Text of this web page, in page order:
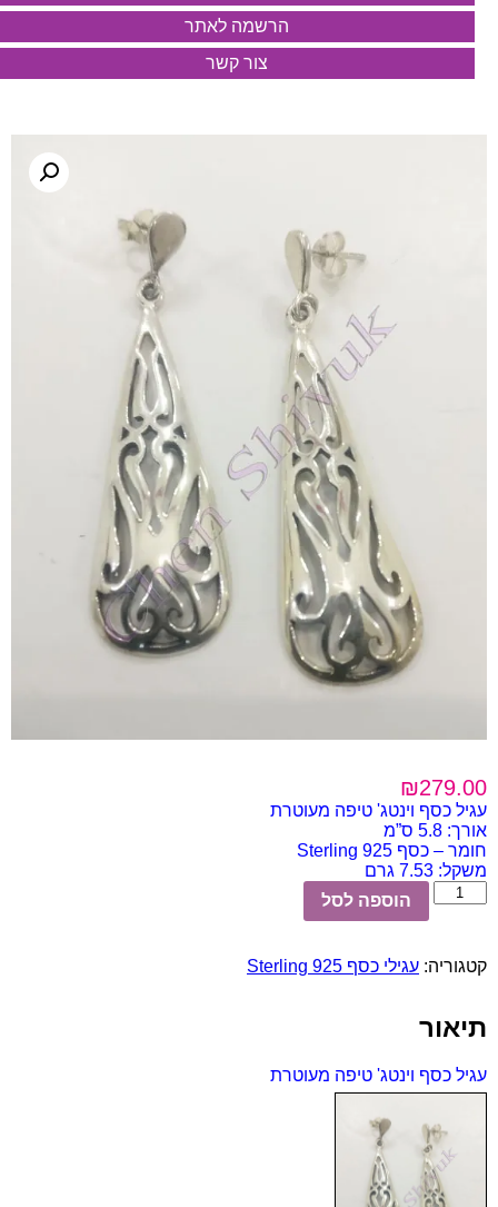
הרשמה לאתר
צור קשר
₪279.00
עגיל כסף וינטג' טיפה מעוטרת
אורך: 5.8 ס”מ
חומר – כסף 925 Sterling
משקל: 7.53 גרם
כמות
של
וינטג'
הוספה לסל
קטגוריה: עגילי כסף Sterling 925
תיאור
עגיל כסף וינטג' טיפה מעוטרת